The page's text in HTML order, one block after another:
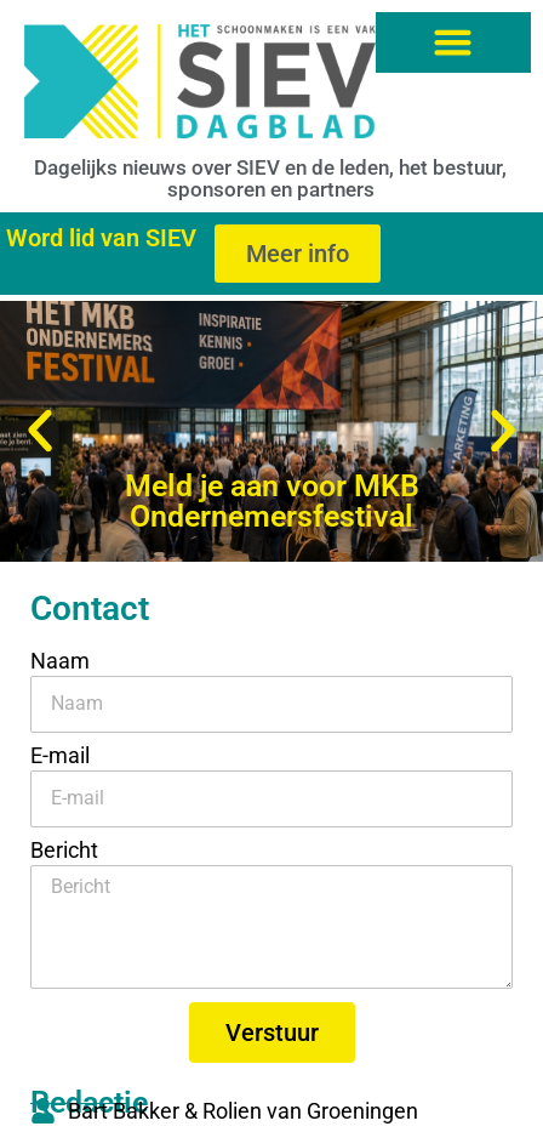
Dagelijks nieuws over SIEV en de leden, het bestuur,
sponsoren en partners
Word lid van SIEV
Meer info
Meld je aan voor MKB
Ondernemersfestival
Contact
Naam
E-mail
Bericht
Verstuur
Redactie
Bart Bakker & Rolien van Groeningen